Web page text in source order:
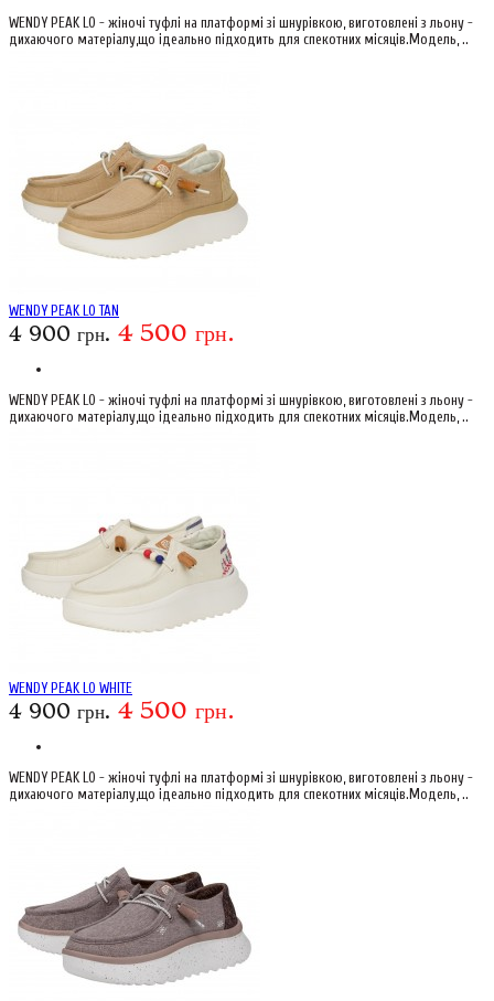
WENDY PEAK LO - жіночі туфлі на платформі зі шнурівкою, виготовлені з льону -
дихаючого матеріалу,що ідеально підходить для спекотних місяців.Модель, ..
WENDY PEAK LO TAN
4 900 грн. 4 500 грн.
WENDY PEAK LO - жіночі туфлі на платформі зі шнурівкою, виготовлені з льону -
дихаючого матеріалу,що ідеально підходить для спекотних місяців.Модель, ..
WENDY PEAK LO WHITE
4 900 грн. 4 500 грн.
WENDY PEAK LO - жіночі туфлі на платформі зі шнурівкою, виготовлені з льону -
дихаючого матеріалу,що ідеально підходить для спекотних місяців.Модель, ..